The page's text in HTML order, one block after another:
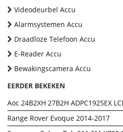
Videodeurbel Accu
Alarmsystemen Accu
Draadloze Telefoon Accu
E-Reader Accu
Bewakingscamera Accu
EERDER BEKEKEN
Aoc 24B2XH 27B2H ADPC1925EX
Range Rover Evoque 2014-2017